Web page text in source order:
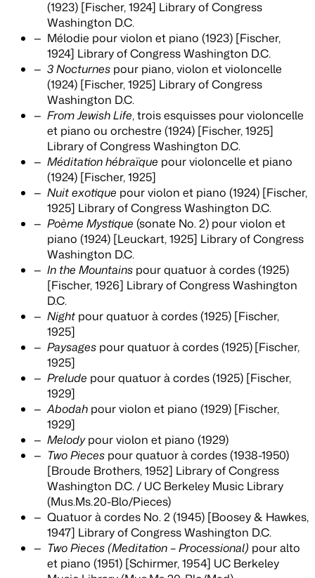
(1923) [Fischer, 1924] Library of Congress
Washington D.C.
Mélodie pour violon et piano (1923) [Fischer,
1924] Library of Congress Washington D.C.
3 Nocturnes pour piano, violon et violoncelle
(1924) [Fischer, 1925] Library of Congress
Washington D.C.
From Jewish Life, trois esquisses pour violoncelle
et piano ou orchestre (1924) [Fischer, 1925]
Library of Congress Washington D.C.
Méditation hébraïque pour violoncelle et piano
(1924) [Fischer, 1925]
Nuit exotique pour violon et piano (1924) [Fischer,
1925] Library of Congress Washington D.C.
Poème Mystique (sonate No. 2) pour violon et
piano (1924) [Leuckart, 1925] Library of Congress
Washington D.C.
In the Mountains pour quatuor à cordes (1925)
[Fischer, 1926] Library of Congress Washington
D.C.
Night pour quatuor à cordes (1925) [Fischer,
1925]
Paysages pour quatuor à cordes (1925)[Fischer,
1925]
Prelude pour quatuor à cordes (1925) [Fischer,
1929]
Abodah pour violon et piano (1929) [Fischer,
1929]
Melodypour violon et piano (1929)
Two Pieces pour quatuor à cordes (1938-1950)
[Broude Brothers, 1952] Library of Congress
Washington D.C. / UC Berkeley Music Library
(Mus.Ms.20-Blo/Pieces)
Quatuor à cordes No. 2 (1945) [Boosey & Hawkes,
1947] Library of Congress Washington D.C.
Two Pieces (Meditation – Processional) pour alto
et piano (1951) [Schirmer, 1954] UC Berkeley